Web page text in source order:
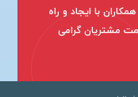
با ایجاد و راه
مشتریان گرامی